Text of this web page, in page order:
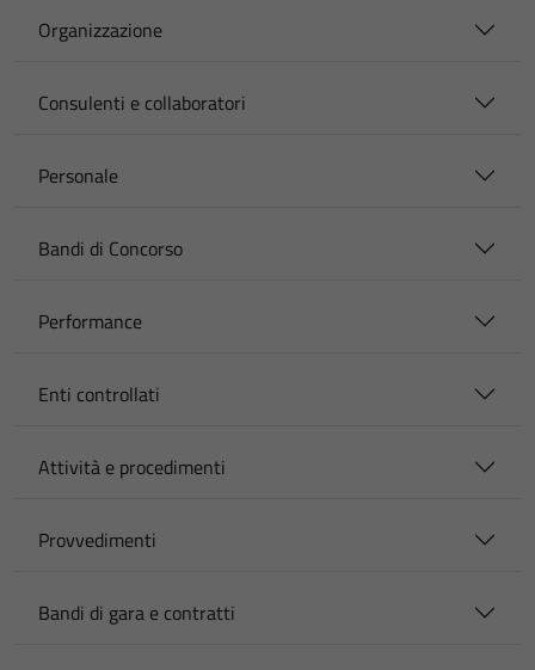
Organizzazione
Consulenti e collaboratori
Personale
Bandi di Concorso
Performance
Enti controllati
Attività e procedimenti
Provvedimenti
Bandi di gara e contratti